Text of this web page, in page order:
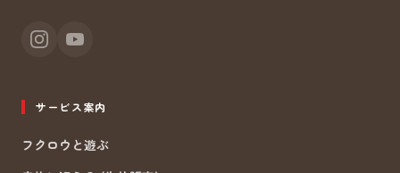
サービス案内
フクロウと遊ぶ